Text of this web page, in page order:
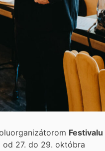
Festivalu
od 27. do 29. októbra